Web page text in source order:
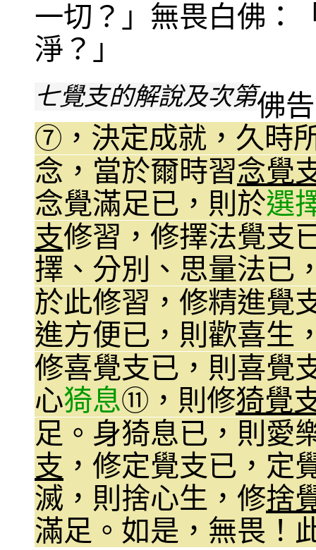
一切？」無畏白佛：
淨？」
七覺支的解說及次第佛
⑦ ，決定成就，久時
念，當於爾時習念覺
念覺滿足已，則於選
支修習，修擇法覺支
擇、分別、思量法已
於此修習，修精進覺
進方便已，則歡喜生
修喜覺支已，則喜覺
心猗息⑪ ，則修猗覺
足。身猗息已，則愛
支 ，修定覺支已，定
滅，則捨心生，修捨
滿足。如是，無畏！